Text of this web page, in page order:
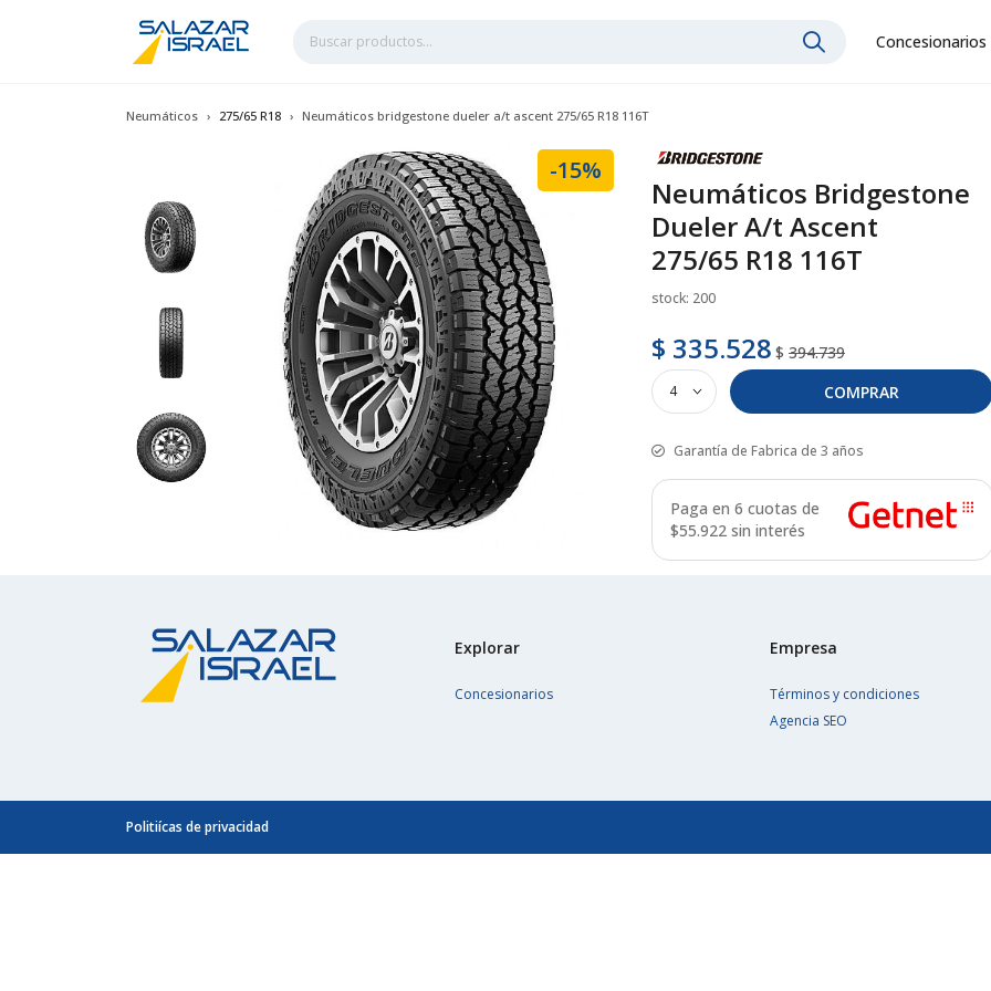
Concesionarios
Neumáticos 275/65 R18 Neumáticos bridgestone dueler a/t ascent 275/65 R18 116T
-15%
Neumáticos Bridgestone
Dueler A/t Ascent
275/65 R18 116T
stock: 200
$ 335.528 $ 394.739
COMPRAR
Garantía de Fabrica de 3 años
Paga en 6 cuotas de
$55.922 sin interés
Explorar
Concesionarios
Empresa
Términos y condiciones
Agencia SEO
Politiícas de privacidad